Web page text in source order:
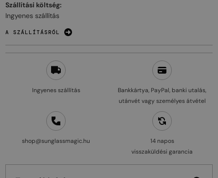
Ingyenes szállítás
Bankkártya, PayPal, banki utalás,
utánvét vagy személyes átvétel
shop@sunglassmagic.hu
14 napos
visszaküldési garancia
Szállítási költség:
Ingyenes szállítás
A SZÁLLÍTÁSRÓL